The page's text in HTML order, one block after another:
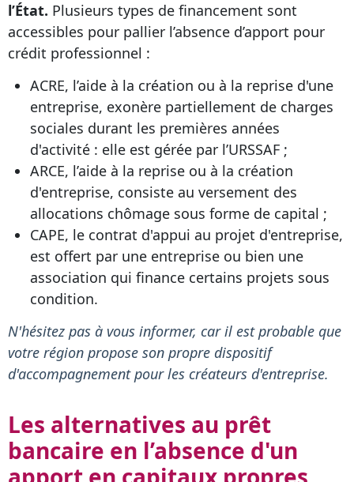
l’État. Plusieurs types de financement sont
accessibles pour pallier l’absence d’apport pour
crédit professionnel :
ACRE, l’aide à la création ou à la reprise d'une
entreprise, exonère partiellement de charges
sociales durant les premières années
d'activité : elle est gérée par l’URSSAF ;
ARCE, l’aide à la reprise ou à la création
d'entreprise, consiste au versement des
allocations chômage sous forme de capital ;
CAPE, le contrat d'appui au projet d'entreprise,
est offert par une entreprise ou bien une
association qui finance certains projets sous
condition.
N'hésitez pas à vous informer, car il est probable que
votre région propose son propre dispositif
d'accompagnement pour les créateurs d'entreprise.
Les alternatives au prêt
bancaire en l’absence d'un